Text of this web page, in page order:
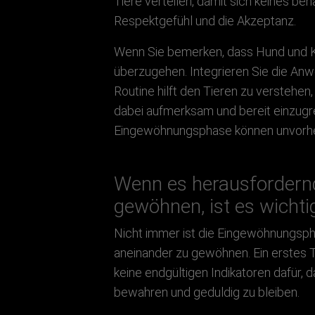
Respektgefühl und die Akzeptanz.
Wenn Sie bemerken, dass Hund
überzugehen. Integrieren Sie die
Routine hilft den Tieren zu
dabei aufmerksam und bereit
Eingewöhnungsphase können
Wenn es
gewöhnen, ist es
Nicht immer ist die
aneinander zu gewöhnen. Ein
keine endgültigen Indikatoren dafür,
bewahren und geduldig zu bleiben.